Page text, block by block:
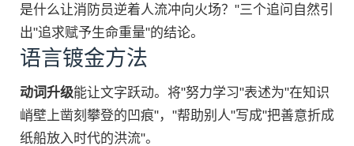
是什么让消防员逆着人流冲向火场？"三个追问自然引
出"追求赋予生命重量"的结论。
语言镀金方法
动词升级能让文字跃动。将"努力学习"表述为"在知识
峭壁上凿刻攀登的凹痕"，"帮助别人"写成"把善意折成
纸船放入时代的洪流"。